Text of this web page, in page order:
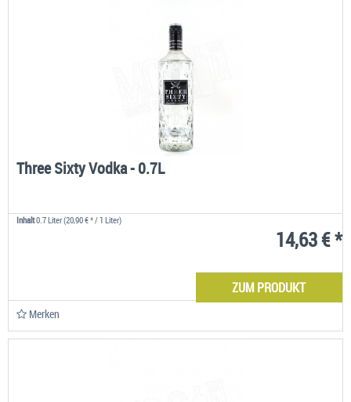
Three Sixty Vodka - 0.7L
Inhalt0.7 Liter(20,90 € * / 1 Liter)
14,63 € *
ZUM PRODUKT
Merken